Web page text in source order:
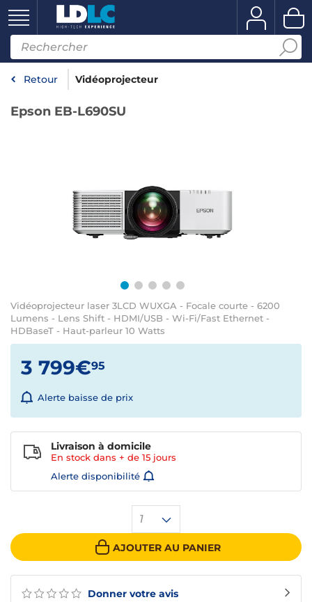
Retour Vidéoprojecteur
Epson EB-L690SU
Vidéoprojecteur laser 3LCD WUXGA - Focale courte - 6200
Lumens - Lens Shift - HDMI/USB - Wi-Fi/Fast Ethernet -
HDBaseT - Haut-parleur 10 Watts
Donner votre avis
3 799€95
Alerte baisse de prix
1
AJOUTER AU PANIER
Livraison à domicile
En stock dans + de 15 jours
Alerte disponibilité